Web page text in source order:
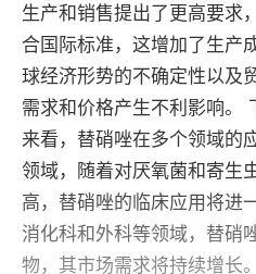
生产和销售提出了更高要求
合国际标准，这增加了生产
球经济形势的不确定性以及
需求和价格产生不利影响。
来看，替硝唑在多个领域的
领域，随着对厌氧菌和寄生
高，替硝唑的临床应用将进
消化科和外科等领域，替硝
物，其市场需求将持续增长